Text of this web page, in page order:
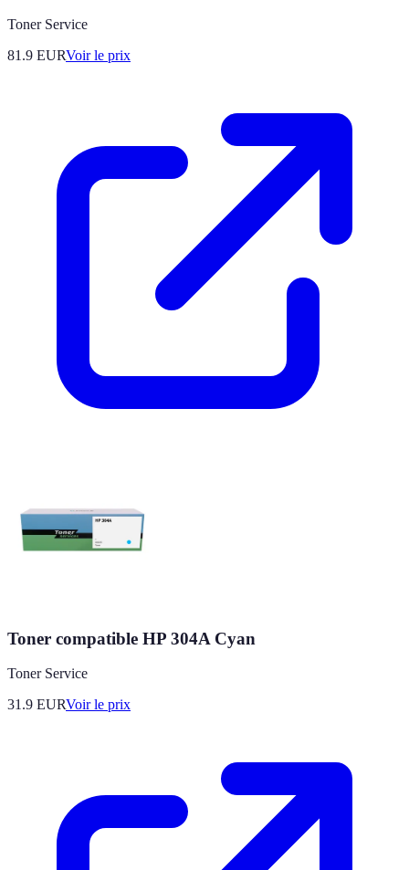
Toner Service
81.9 EURVoir le prix
Toner compatible HP 304A Cyan
Toner Service
31.9 EURVoir le prix